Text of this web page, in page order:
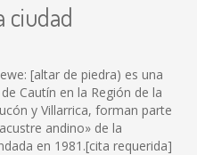
ciudad
[altar de piedra) es una
Cautín en la Región de la
y Villarrica, forman parte
andino» de la
en 1981.[cita requerida]